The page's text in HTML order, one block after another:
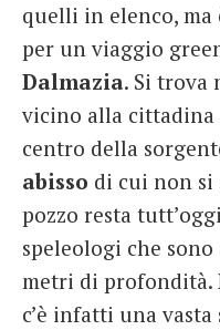
quelli in elenco, ma
per un viaggio
Dalmazia. Si trova
vicino alla cittadina
centro della
abisso di cui non si
pozzo resta
speleologi che
metri di profondità.
c’è infatti una